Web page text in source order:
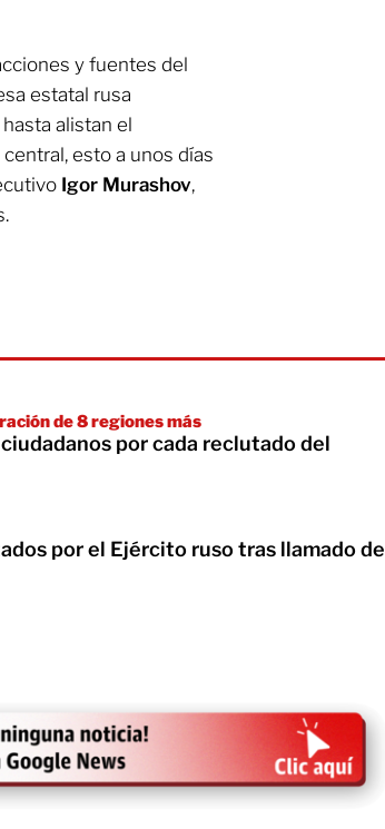
y fuentes del
estatal rusa
alistan el
esto a unos días
Igor Murashov,
de 8 regiones más
por cada reclutado del
por el Ejército ruso tras llamado de